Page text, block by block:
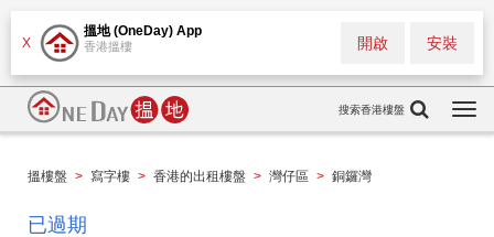
X
搵地 (OneDay) App
香港搵樓 安裝
開啟
搜索香港樓盤
搵樓盤 > 寫字樓 > 香港的出租樓盤 > 灣仔區 > 銅鑼灣
已過期